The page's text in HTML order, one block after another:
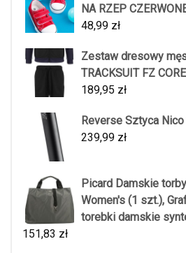
NA RZEP
48,99 zł
Zestaw dresowy
TRACKSUIT FZ CORE
189,95 zł
Reverse Sztyca
239,99 zł
Picard Damskie
Women's (1 szt.),
torebki damskie
151,83 zł